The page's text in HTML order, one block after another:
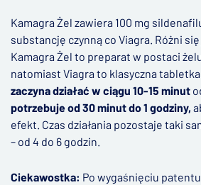
Kamagra Żel zawiera 100 mg
substancję czynną co Viagra. Różni
Kamagra Żel to preparat w postaci
natomiast Viagra to klasyczna
zaczyna działać w ciągu 10-15 minut
potrzebuje od 30 minut do 1 godziny,
efekt. Czas działania pozostaje taki
– od 4 do 6 godzin.
Ciekawostka: Po wygaśnięciu